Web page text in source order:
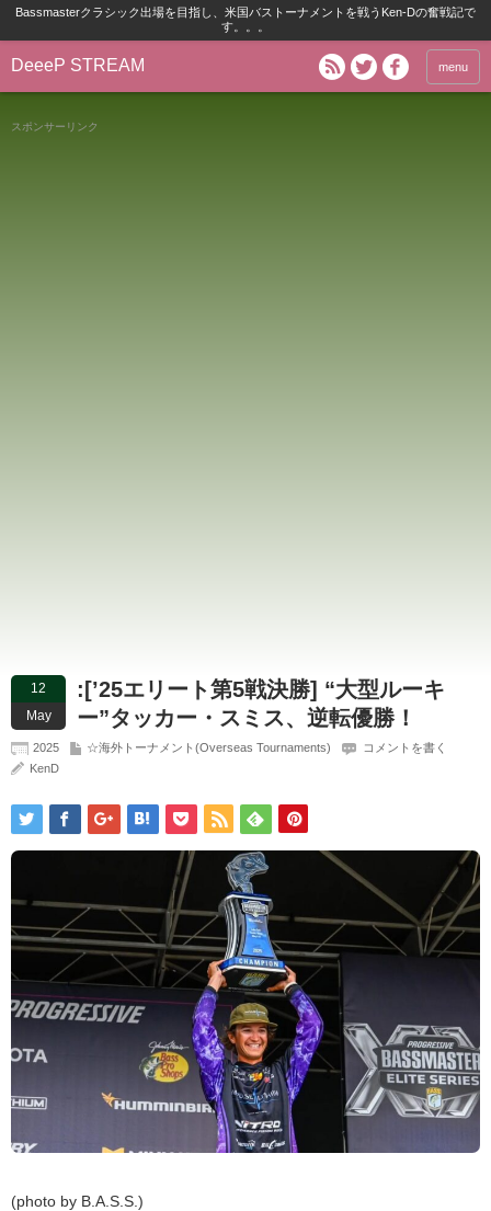
Bassmasterクラシック出場を目指し、米国バストーナメントを戦うKen-Dの奮戦記で
す。。。
DeeeP STREAM menu
スポンサーリンク
12
May
:[’25エリート第5戦決勝] “大型ルーキ
ー”タッカー・スミス、逆転優勝！
2025 ☆海外トーナメント(Overseas Tournaments)
コメントを書く
KenD
(photo by B.A.S.S.)